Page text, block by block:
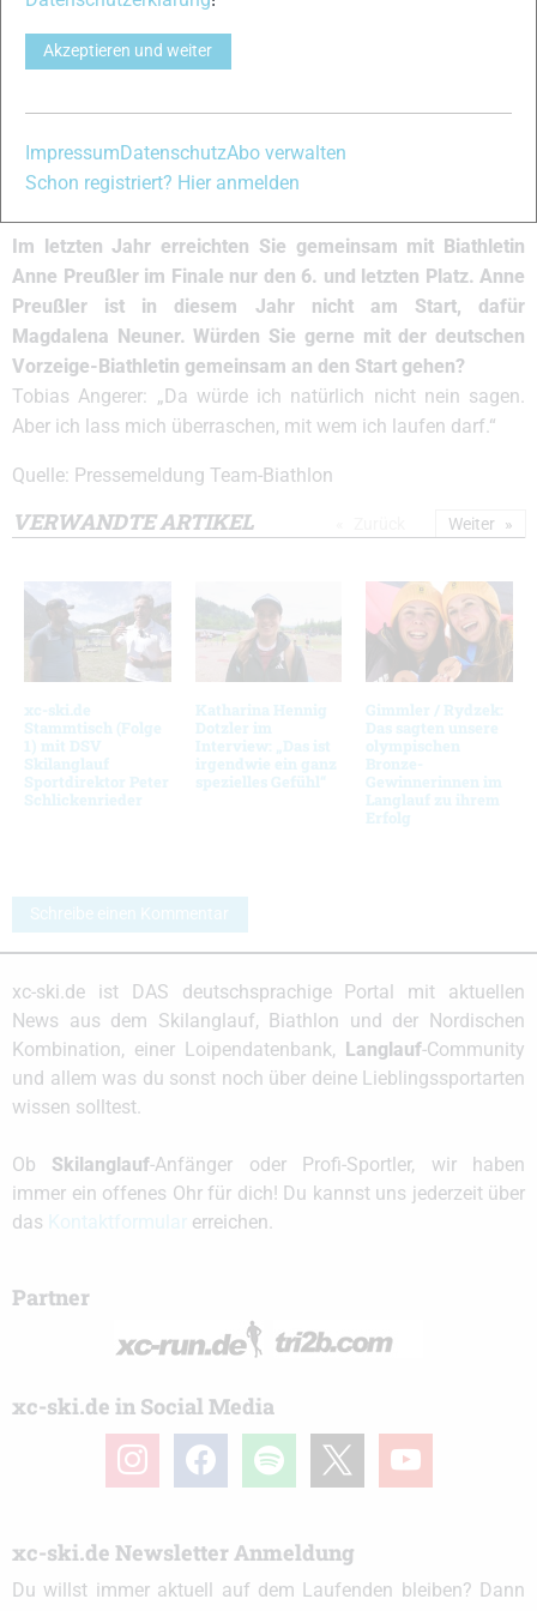
ein großes Risiko einzugehen. Fühlen sie sich wohl auf
Rollen und Asphalt oder sehnen Sie die Zeit auf Schnee
schon heute wieder herbei?
Tobias Angerer: „Stimmt schon: Ich mag Rollerski-
mich im Zweifelsfall dann doch immer für den Schnee und
gegen den Asphalt entscheiden.“
Im letzten Jahr erreichten Sie gemeinsam mit Biathletin
Anne Preußler im Finale nur den 6. und letzten Platz. Anne
Preußler ist in diesem Jahr nicht am Start, dafür
Magdalena Neuner. Würden Sie gerne mit der deutschen
Vorzeige-Biathletin gemeinsam an den Start gehen?
Tobias Angerer: „Da würde ich natürlich nicht nein sagen.
Aber ich lass mich überraschen, mit wem ich laufen darf.“
Quelle: Pressemeldung Team-Biathlon
VERWANDTE ARTIKEL
xc-ski.de
Stammtisch (Folge
1) mit DSV
Skilanglauf
Sportdirektor Peter
Schlickenrieder
Katharina Hennig
Dotzler im
Interview: „Das ist
irgendwie ein ganz
spezielles Gefühl“
Gimmler / Rydzek:
Das sagten unsere
olympischen
Bronze-
Gewinnerinnen im
Langlauf zu ihrem
Erfolg
Weiter
Schreibe einen Kommentar
xc-ski.de ist DAS deutschsprachige Portal mit aktuellen
News aus dem Skilanglauf, Biathlon und der Nordischen
Kombination, einer Loipendatenbank, Langlauf-Community
und allem was du sonst noch über deine Lieblingssportarten
wissen solltest.
Ob Skilanglauf-Anfänger oder Profi-Sportler, wir haben
immer ein offenes Ohr für dich! Du kannst uns jederzeit über
das
erreichen.
Partner
xc-ski.de in Social Media
instagramfacebook spotify youtube
xc-ski.de Newsletter Anmeldung
Du willst immer aktuell auf dem Laufenden bleiben? Dann
Akzeptieren und weiter
Impressum DatenschutzAbo verwalten
Schon registriert? Hier anmelden